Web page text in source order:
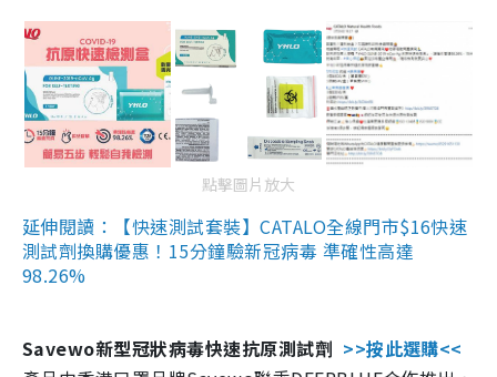
點擊圖片放大
延伸閱讀：【快速測試套裝】CATALO全線門市$16快速
測試劑換購優惠！15分鐘驗新冠病毒 準確性高達
98.26%
Savewo新型冠狀病毒快速抗原測試劑 >>按此選購<<